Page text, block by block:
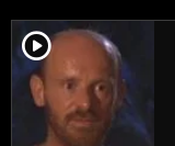
player2